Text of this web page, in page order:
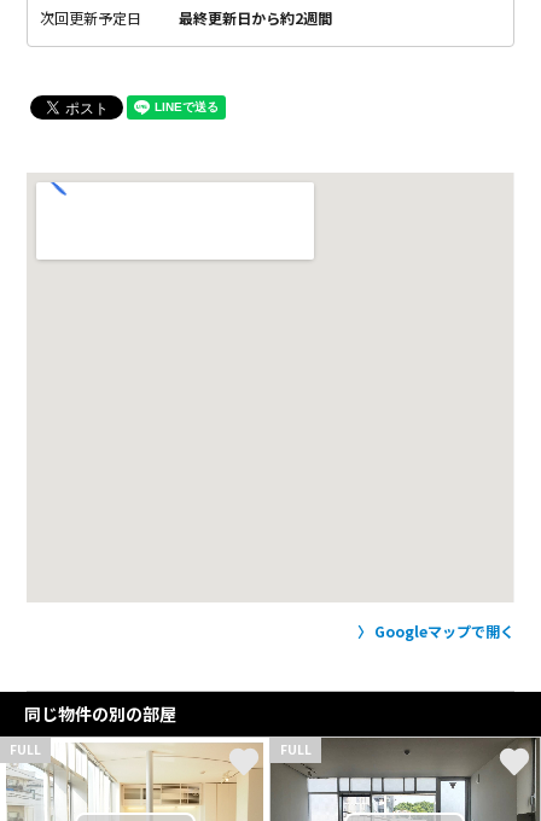
次回更新予定日 最終更新日から約2週間
Googleマップで開く
同じ物件の別の部屋
FULL FULL